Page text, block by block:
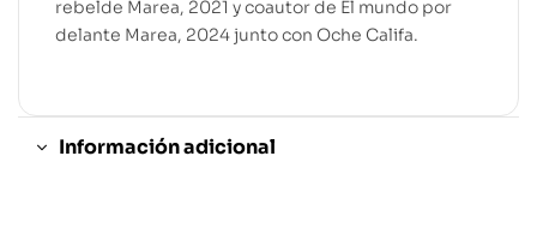
rebelde Marea, 2021 y coautor de El mundo por
delante Marea, 2024 junto con Oche Califa.
Información adicional